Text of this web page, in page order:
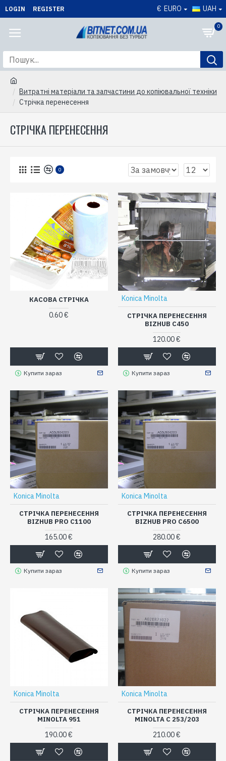
LOGIN REGISTER € EURO UAH
0
Витратні матеріали та запчастини до копіювальної техніки
Стрічка перенесення
СТРІЧКА ПЕРЕНЕСЕННЯ
0
КАСОВА СТРІЧКА
0.60 €
Купити зараз
Konica Minolta
СТРІЧКА ПЕРЕНЕСЕННЯ
BIZHUB C450
120.00 €
Купити зараз
Konica Minolta
СТРІЧКА ПЕРЕНЕСЕННЯ
BIZHUB PRO C1100
165.00 €
Купити зараз
Konica Minolta
СТРІЧКА ПЕРЕНЕСЕННЯ
BIZHUB PRO C6500
280.00 €
Купити зараз
Konica Minolta
СТРІЧКА ПЕРЕНЕСЕННЯ
MINOLTA 951
190.00 €
Konica Minolta
СТРІЧКА ПЕРЕНЕСЕННЯ
MINOLTA C 253/203
210.00 €